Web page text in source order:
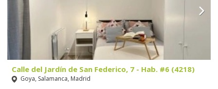
Calle del Jardín de San Federico, 7 - Hab. #6 (4218)
Goya, Salamanca, Madrid